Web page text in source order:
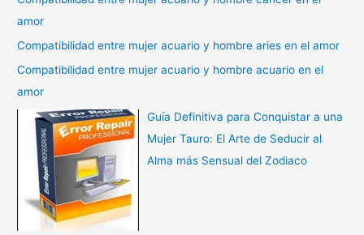
amor
Compatibilidad entre mujer acuario y hombre aries en el amor
Compatibilidad entre mujer acuario y hombre acuario en el
amor
Guía Definitiva para Conquistar a una
Mujer Tauro: El Arte de Seducir al
Alma más Sensual del Zodiaco